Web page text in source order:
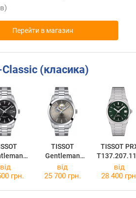
Перейти в магазин
Classic (класика)
80
TISSOT
Gentleman
Powermatic 80
T127.407.11.0
TISSOT
91.00
від
грн.
від
25 700 грн.
від
28 400